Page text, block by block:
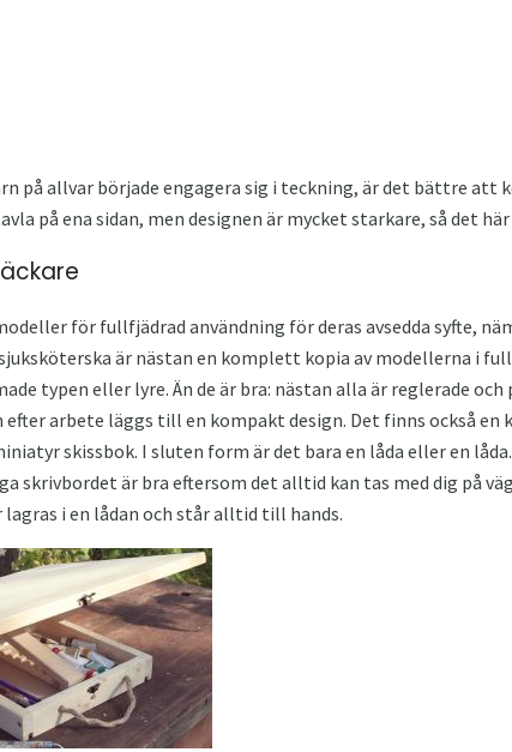
på allvar började engagera sig i teckning, är det bättre att
på ena sidan, men designen är mycket starkare, så det
för fullfjädrad användning för deras avsedda syfte,
är nästan en komplett kopia av modellerna i
typen eller lyre. Än de är bra: nästan alla är reglerade
arbete läggs till en kompakt design. Det finns också en
skissbok. I sluten form är det bara en låda eller en
skrivbordet är bra eftersom det alltid kan tas med dig på
lagras i en lådan och står alltid till hands.